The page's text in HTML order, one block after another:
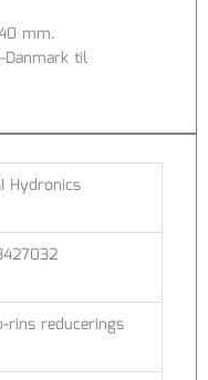
mm.
Danmark til
Hydronics
rins reducerings